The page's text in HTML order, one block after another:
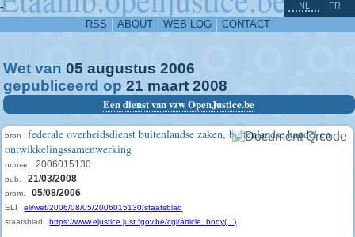
-
RSS ABOUT WEB LOG CONTACT
NL FR
Wet van 05 augustus 2006
gepubliceerd op 21 maart 2008
Een dienst van vzw OpenJustice.be
bron
federale overheidsdienst buitenlandse zaken, buitenlandse handel en
ontwikkelingssamenwerking
numac 2006015130
pub. 21/03/2008
prom. 05/08/2006
ELI
eli/wet/2006/08/05/2006015130/staatsblad
staatsblad
https://www.ejustice.just.fgov.be/cgi/article_body(...)
^